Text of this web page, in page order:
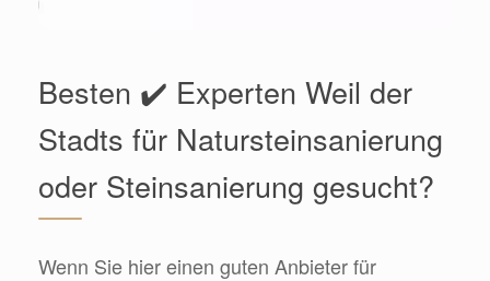
Besten ✔️ Experten Weil der
Stadts für Natursteinsanierung
oder Steinsanierung gesucht?
Wenn Sie hier einen guten Anbieter für